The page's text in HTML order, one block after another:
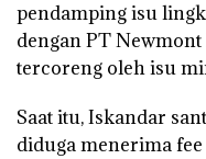
pendamping isu
dengan PT
tercoreng oleh isu
Saat itu, Iskandar
diduga menerima